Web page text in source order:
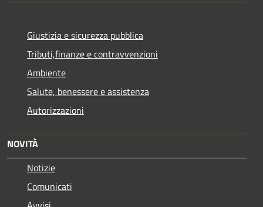
Giustizia e sicurezza pubblica
Tributi,finanze e contravvenzioni
Ambiente
Salute, benessere e assistenza
Autorizzazioni
NOVITÀ
Notizie
Comunicati